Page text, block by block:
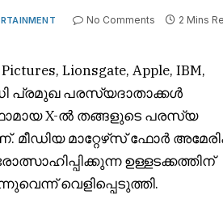
No Comments 2 Mins
Lionsgate, Apple, IBM,
പ്രമുഖ പരസ്യദാതാക്കൾ
X-ൽ തങ്ങളുടെ പരസ്യ
മാറ്റേഴ്‌സ് ഫോർ
ഉള്ളടക്കത്തിന്
വെളിപ്പെടുത്തി.